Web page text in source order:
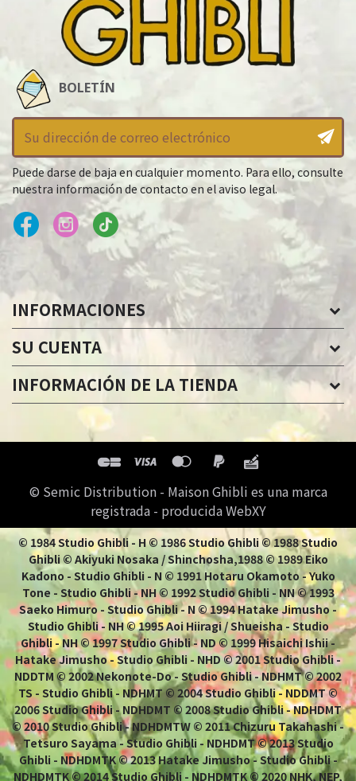
BOLETÍN
Puede darse de baja en cualquier momento. Para ello, consulte
nuestra información de contacto en el aviso legal.
INFORMACIONES
SU CUENTA
INFORMACIÓN DE LA TIENDA
© Semic Distribution - Maison Ghibli es una marca
registrada - producida WebXY
© 1984 Studio Ghibli - H © 1986 Studio Ghibli © 1988 Studio
Ghibli © Akiyuki Nosaka / Shinchosha,1988 © 1989 Eiko
Kadono - Studio Ghibli - N © 1991 Hotaru Okamoto - Yuko
Tone - Studio Ghibli - NH © 1992 Studio Ghibli - NN © 1993
Saeko Himuro - Studio Ghibli - N © 1994 Hatake Jimusho -
Studio Ghibli - NH © 1995 Aoi Hiiragi / Shueisha - Studio
Ghibli - NH © 1997 Studio Ghibli - ND © 1999 Hisaichi Ishii -
Hatake Jimusho - Studio Ghibli - NHD © 2001 Studio Ghibli -
NDDTM © 2002 Nekonote-Do - Studio Ghibli - NDHMT © 2002
TS - Studio Ghibli - NDHMT © 2004 Studio Ghibli - NDDMT ©
2006 Studio Ghibli - NDHDMT © 2008 Studio Ghibli - NDHDMT
© 2010 Studio Ghibli - NDHDMTW © 2011 Chizuru Takahashi -
Tetsuro Sayama - Studio Ghibli - NDHDMT © 2013 Studio
Ghibli - NDHDMTK © 2013 Hatake Jimusho - Studio Ghibli -
NDHDMTK © 2014 Studio Ghibli - NDHDMTK © 2020 NHK, NEP,